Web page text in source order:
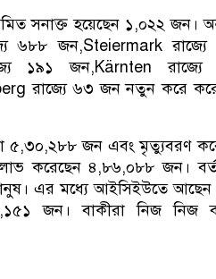
সনাক্ত হয়েছেন ১,০২২ জন।
৬৮৮ জন,Steiermark
১৯১ জন,Kärnten রাজ্যে
রাজ্যে ৬৩ জন নতুন করে
৫,৩০,২৮৮ জন এবং মৃত্যুবরণ
করেছেন ৪,৮৬,০৮৮ জন।
এর মধ্যে আইসিইউতে
জন। বাকীরা নিজ নিজ